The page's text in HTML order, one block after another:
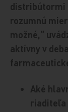
distribútormi
rozumnú
možné,“
aktívny v
Aké
riaditeľa